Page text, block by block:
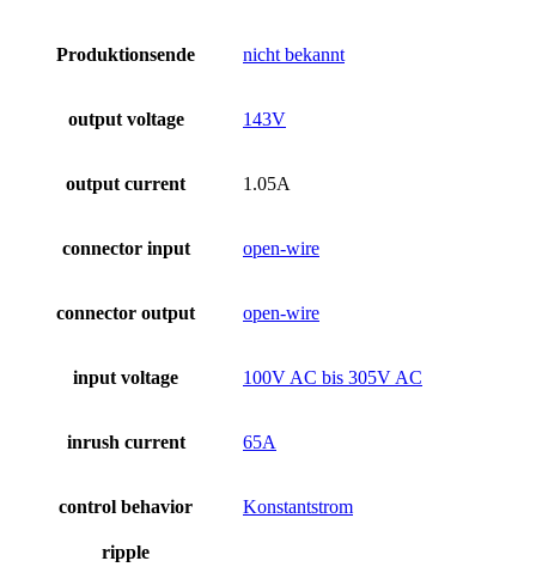
Produktionsende nicht bekannt
output voltage 143V
output current 1.05A
connector input open-wire
connector output open-wire
input voltage 100V AC bis 305V AC
inrush current 65A
control behavior Konstantstrom
ripple